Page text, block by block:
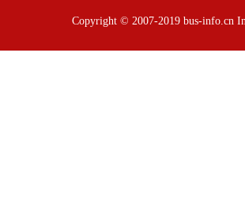
Copyright © 2007-2019 bus-info.cn